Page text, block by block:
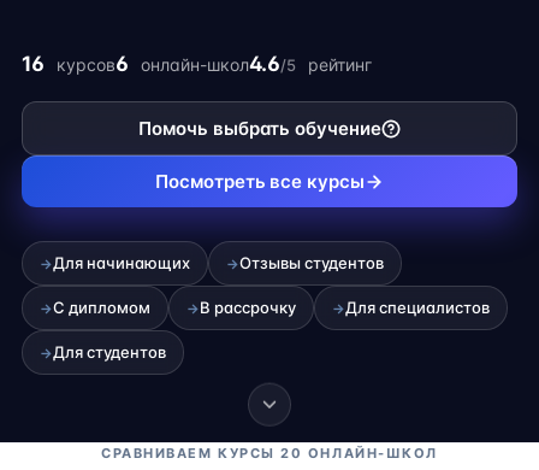
фрилансе.
16 курсов6 онлайн-школ4.6/5 рейтинг
Помочь выбрать обучение
Посмотреть все курсы
→Для начинающих →Отзывы студентов
→С дипломом →В рассрочку →Для специалистов
→Для студентов
СРАВНИВАЕМ КУРСЫ 20 ОНЛАЙН-ШКОЛ